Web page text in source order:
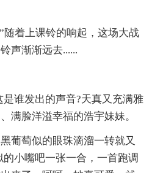
着上课铃的响起，这场大战
声渐渐远去......
谁发出的声音?天真又充满雅
满脸洋溢幸福的浩宇妹妹。
萄似的眼珠滴溜一转就又
小嘴吧一张一合，一首跑调